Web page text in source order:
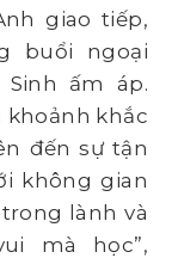
giao tiếp,
buổi ngoại
ấm áp.
khoảnh khắc
đến sự tận
không gian
lành và
mà học”,